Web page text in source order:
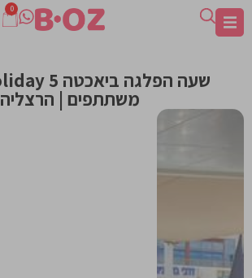
0
משתתפים | הרצליה